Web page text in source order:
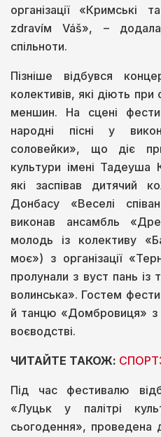
організації «Кримські
zdravíм Váš», – додала
спільноти.
Пізніше відбувся
колективів, які діють при
меншин. На сцені
народні пісні у
соловейки», що діє
культури імені Тадеуша
які заспівав дитячий
Донбасу «Веселі
виконав ансамбль
молодь із колективу
моє») з організації
пролунали з вуст пань із
волинська». Гостем
й танцю «Домбровиця» з
воєводстві.
ЧИТАЙТЕ ТАКОЖ:
Під час фестивалю
«Луцьк у палітрі
сьогодення», проведена